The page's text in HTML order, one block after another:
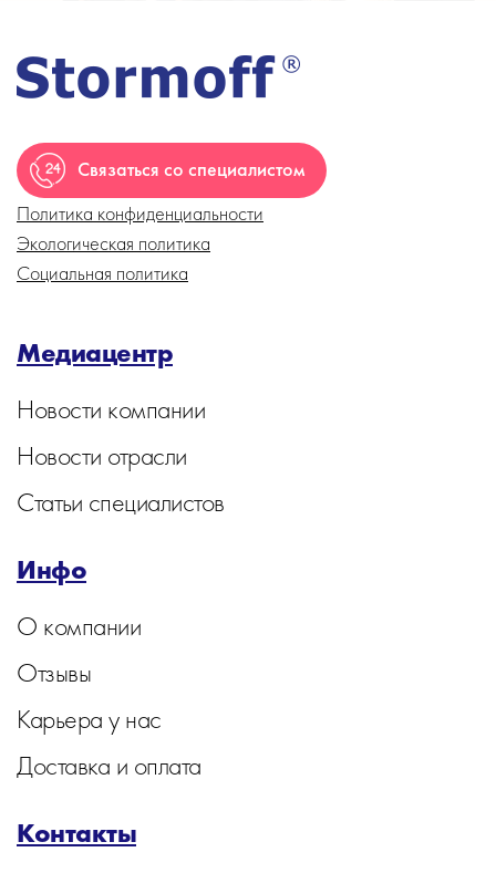
Связаться со специалистом
Политика конфиденциальности
Экологическая политика
Социальная политика
Медиацентр
Новости компании
Новости отрасли
Статьи специалистов
Инфо
О компании
Отзывы
Карьера у нас
Доставка и оплата
Контакты